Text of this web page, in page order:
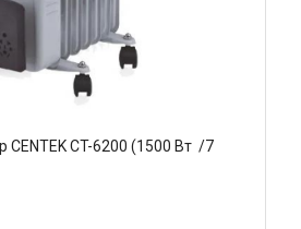
CENTEK CT-6200 (1500 Вт /7